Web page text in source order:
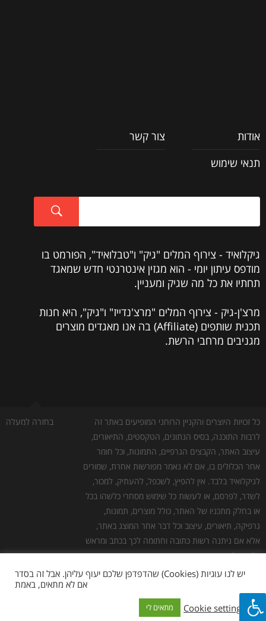
אודות
צור קשר
תנאי שימוש
גיקלואיד - צירוף המלים "גיק" ו"טבלואיד", הפורמט בו
מודפס עיתון יומי - הוא מגזין אינטרנטי חדש שמאגד
תחתיו את כל מה שגיק ומעניין.
מרצ'ן-גיק - צירוף המלים "מרצ'נדייז" ו"גיק", היא חנות
תכנית שותפים (Affiliate) בה אנו מאגדים מוצרים
מגניבים מרחבי הרשת.
בחזרה למעלה
כל זכויות היוצרים והקניין הרוחני המופיעים באתר זה
לרבות התוכנה, בסיס הנתונים, הטקסטים, התיאורים,
עיצוב האתר, הקבצים הגרפיים, התמונות, וכל חומר
אחר הכלולים בו, אם לא נאמר מפורשות אחרת, שמורים
לגיקלואיד בלבד. אין להפיץ, לשכפל, להעתיק, למכור,
לשדר, לפרסם, או לעשות כל שימוש מסחרי כלשהו בכל
או בחלק מתכניו של האתר, כולל מוצרים, תמונות,
גרפיקה, תיאורים, עיצוב וכל דבר אחר המוצג באתר,
אלא אם ניתנה רשות כתובה וחתומה לכך בכתב ומראש
ע''י גיקלואיד.
גילוי נאות: כמו לכל אתר אינטרנט אחר, יש לנו עלויות
לאתרי צד שלישי, להלן "שותפים". במידה ומתבצעת
רכישה באתר השותף, אנחנו מקבלים עמלה. אנחנו לא
יש לנו עוגיות (Cookies) שהדפדפן שלכם יעוף עליהן. אבל זה בסדר
אם לא מתאים, באמת
Cookie settings
מתאים לי